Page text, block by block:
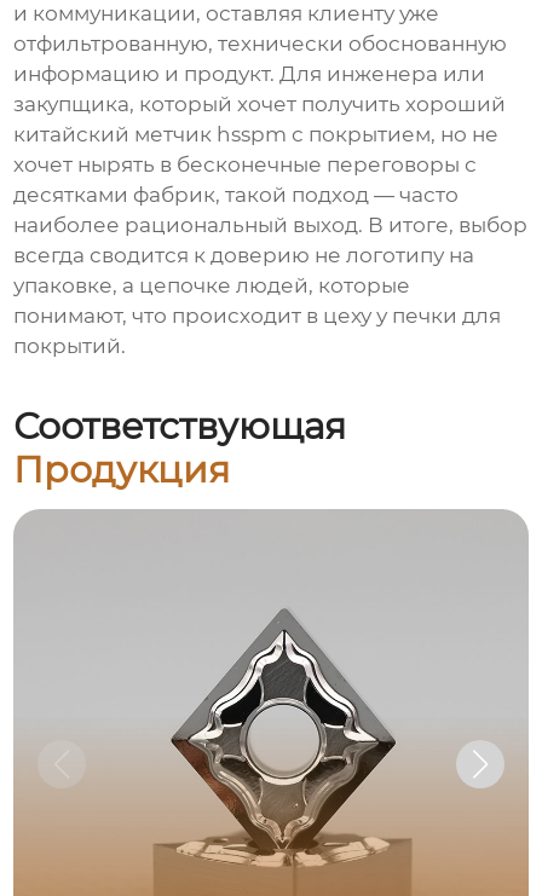
и коммуникации, оставляя клиенту уже
отфильтрованную, технически обоснованную
информацию и продукт. Для инженера или
закупщика, который хочет получить хороший
китайский метчик hsspm с покрытием, но не
хочет нырять в бесконечные переговоры с
десятками фабрик, такой подход — часто
наиболее рациональный выход. В итоге, выбор
всегда сводится к доверию не логотипу на
упаковке, а цепочке людей, которые
понимают, что происходит в цеху у печки для
покрытий.
Соответствующая
Продукция